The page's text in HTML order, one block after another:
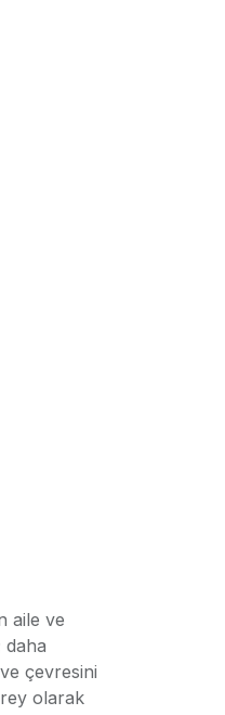
aile ve
daha
çevresini
olarak